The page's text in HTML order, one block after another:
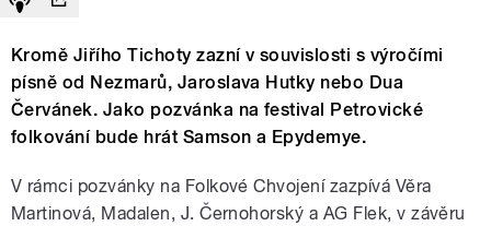
Kromě Jiřího Tichoty zazní v souvislosti s výročími
písně od Nezmarů, Jaroslava Hutky nebo Dua
Červánek. Jako pozvánka na festival Petrovické
folkování bude hrát Samson a Epydemye.
V rámci pozvánky na Folkové Chvojení zazpívá Věra
Martinová, Madalen, J. Černohorský a AG Flek, v závěru